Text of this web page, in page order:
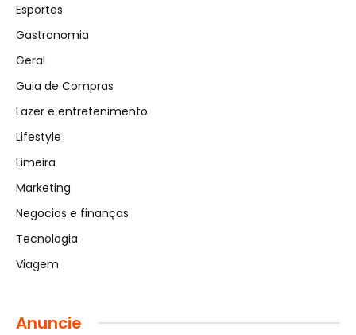
Esportes
Gastronomia
Geral
Guia de Compras
Lazer e entretenimento
Lifestyle
Limeira
Marketing
Negocios e finanças
Tecnologia
Viagem
Anuncie